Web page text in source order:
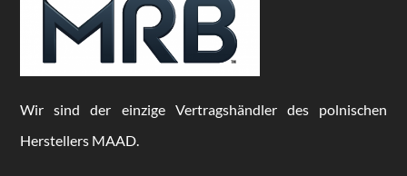
Wir sind der einzige Vertragshändler des polnischen
Herstellers MAAD.